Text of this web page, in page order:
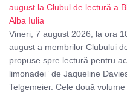
august la Clubul de lectură a
Alba Iulia
Vineri, 7 august 2026, la ora
august a membrilor Clubului
propuse spre lectură pentru
limonadei” de Jaqueline
Telgemeier. Cele două